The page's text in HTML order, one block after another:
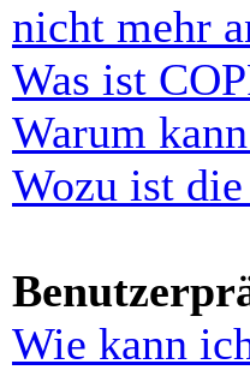
nicht mehr
Was ist
Warum
Wozu ist
Wie kann